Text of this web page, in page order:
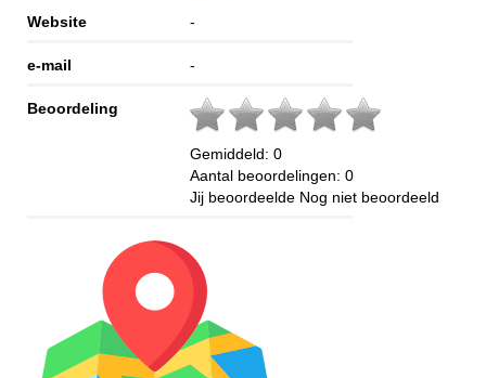
Website -
e-mail -
Beoordeling
Gemiddeld: 0
Aantal beoordelingen: 0
Jij beoordeelde Nog niet beoordeeld